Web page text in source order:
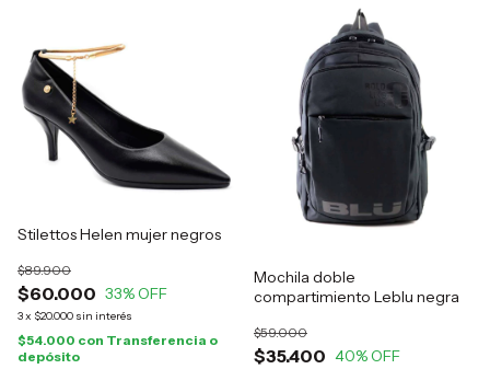
Stilettos Helen mujer negros
$60.000
$89.900
33% OFF
3x $20.000 sin interés
$54.000 con Transferencia o
depósito
Mochila doble
compartimiento Leblu negra
$35.400
$59.000
40% OFF